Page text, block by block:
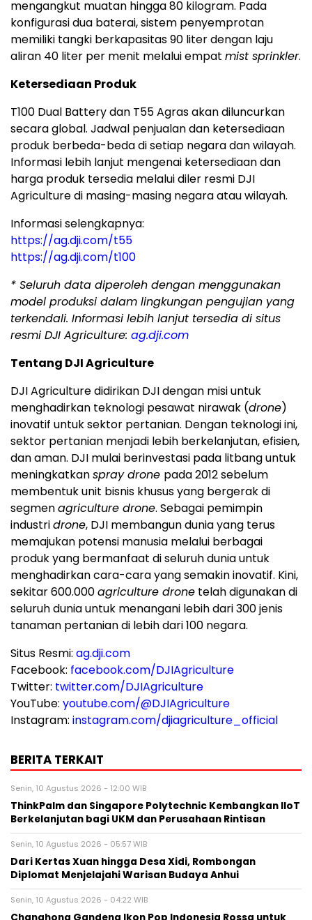
mengangkut muatan hingga 80 kilogram. Pada
konfigurasi dua baterai, sistem penyemprotan
memiliki tangki berkapasitas 90 liter dengan laju
aliran 40 liter per menit melalui empat mist sprinkler.
Ketersediaan Produk
T100 Dual Battery dan T55 Agras akan diluncurkan
secara global. Jadwal penjualan dan ketersediaan
produk berbeda-beda di setiap negara dan wilayah.
Informasi lebih lanjut mengenai ketersediaan dan
harga produk tersedia melalui diler resmi DJI
Agriculture di masing-masing negara atau wilayah.
Informasi selengkapnya:
https://ag.dji.com/t55
https://ag.dji.com/t100
* Seluruh data diperoleh dengan menggunakan
model produksi dalam lingkungan pengujian yang
terkendali. Informasi lebih lanjut tersedia di situs
resmi DJI Agriculture: ag.dji.com
Tentang DJI Agriculture
DJI Agriculture didirikan DJI dengan misi untuk
menghadirkan teknologi pesawat nirawak (drone)
inovatif untuk sektor pertanian. Dengan teknologi ini,
sektor pertanian menjadi lebih berkelanjutan, efisien,
dan aman. DJI mulai berinvestasi pada litbang untuk
meningkatkanspray drone pada 2012 sebelum
membentuk unit bisnis khusus yang bergerak di
segmenagriculture drone. Sebagai pemimpin
industridrone, DJI membangun dunia yang terus
memajukan potensi manusia melalui berbagai
produk yang bermanfaat di seluruh dunia untuk
menghadirkan cara-cara yang semakin inovatif. Kini,
sekitar 600.000agriculture drone telah digunakan di
seluruh dunia untuk menangani lebih dari 300 jenis
tanaman pertanian di lebih dari 100 negara.
Situs Resmi: ag.dji.com
Facebook: facebook.com/DJIAgriculture
Twitter: twitter.com/DJIAgriculture
YouTube: youtube.com/@DJIAgriculture
Instagram: instagram.com/djiagriculture_official
BERITA TERKAIT
Senin, 10 Agustus 2026 - 12:00 WIB
ThinkPalm dan Singapore Polytechnic Kembangkan IIoT
Berkelanjutan bagi UKM dan Perusahaan Rintisan
Senin, 10 Agustus 2026 - 05:57 WIB
Dari Kertas Xuan hingga Desa Xidi, Rombongan
Diplomat Menjelajahi Warisan Budaya Anhui
Senin, 10 Agustus 2026 - 04:22 WIB
Changhong Gandeng Ikon Pop Indonesia Rossa untuk